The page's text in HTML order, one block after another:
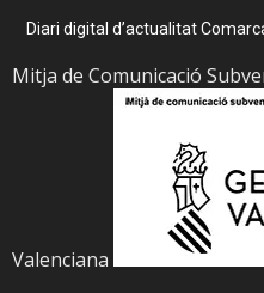
Diari digital d’actualitat
Mitja de Comunicació
Valenciana